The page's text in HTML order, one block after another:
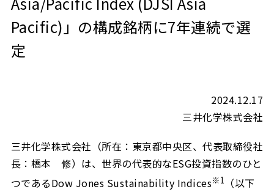
Pacific)」の構成銘柄に7年連続で選
定
2024.12.17
三井化学株式会社
三井化学株式会社（所在：東京都中央区、代表取締役社
長：橋本 修）は、世界の代表的なESG投資指数のひと
つであるDow Jones Sustainability Indices※1
（以下